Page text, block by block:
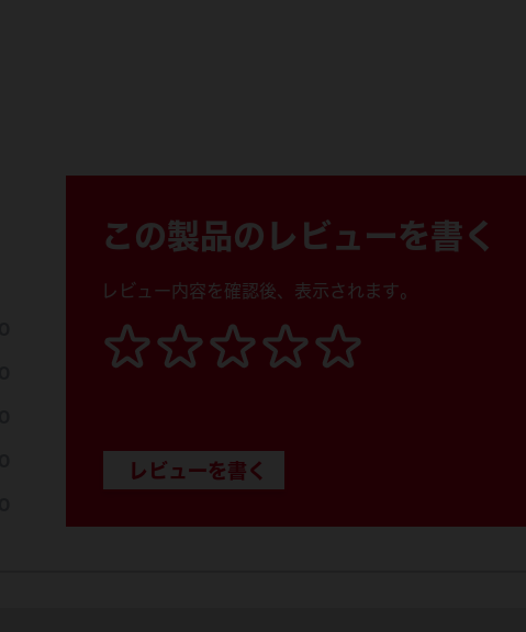
この製品のレビューを書く
レビュー内容を確認後、表示されます。